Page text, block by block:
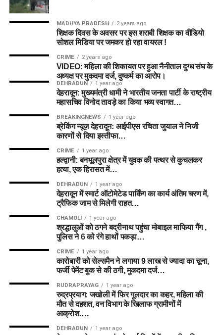
MADHYA PRADESH 2 years ago
शिक्षक दिवस के अवसर पर इस शराबी शिक्षक का वीडियो
सोशल मिडिया पर जमकर हो रहा वायरल !
CRIME 2 years ago
VIDEO: महिला की शिकायत पर हुआ नैनीताल दुग्ध संघ के
अध्यक्ष पर मुकदमा दर्ज, दुष्कर्म का आरोप।
DEHRADUN 1 year ago
देहरादून: मुख्यमंत्री धामी ने भारतीय जनता पार्टी के राष्ट्रीय
महासचिव विनोद तावड़े का किया भव्य स्वागत…
BREAKINGNEWS 1 year ago
ब्रेकिंग न्यूज़ देहरादून: आईपीएस रचिता जुयाल ने निजी
कारणों से दिया इस्तीफा…
CRIME 1 year ago
हल्द्वानी: बनभूलपुरा क्षेत्र में युवक की पत्थर से कुचलकर
हत्या, एक हिरासत में…
DEHRADUN 1 year ago
देहरादून में स्मार्ट ऑटोमेटेड पार्किंग का कार्य अंतिम चरण में,
ट्रैफिक जाम से मिलेगी राहत…
CHAMOLI 1 year ago
श्रद्धालुओं को ठगने बद्रीनाथ पहुंचा मोबाइल माफिया गैंग ,
पुलिस ने 6 को रंगे हाथों पकड़ा…
CRIME 1 year ago
कारोबारी को सेल्समैन ने लगाया 9 लाख से ज्यादा का चूना,
फर्जी पेमेंट बुक से की ठगी, मुकदमा दर्ज…
RUDRAPRAYAG 1 year ago
रुद्रप्रयाग: जखोली में फिर गुलदार का कहर, महिला की
मौत से दहशत, वन विभाग के खिलाफ ग्रामीणों में
आक्रोश….
DEHRADUN 1 year ago